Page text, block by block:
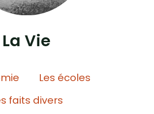
La Vie
Les écoles
faits divers